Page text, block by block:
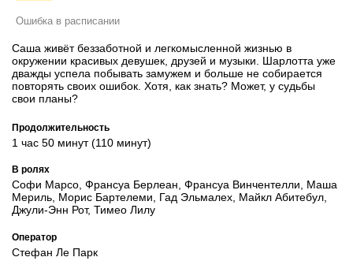
Ошибка в расписании
Саша живёт беззаботной и легкомысленной жизнью в
окружении красивых девушек, друзей и музыки. Шарлотта уже
дважды успела побывать замужем и больше не собирается
повторять своих ошибок. Хотя, как знать? Может, у судьбы
свои планы?
Продолжительность
1 час 50 минут (110 минут)
В ролях
Софи Марсо, Франсуа Берлеан, Франсуа Винчентелли, Маша
Мериль, Морис Бартелеми, Гад Эльмалех, Майкл Абитебул,
Джули-Энн Рот, Тимео Лилу
Оператор
Стефан Ле Парк